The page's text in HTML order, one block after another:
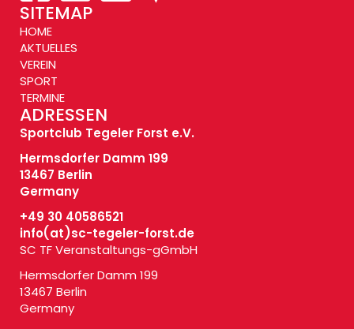
SITEMAP
HOME
AKTUELLES
VEREIN
SPORT
TERMINE
ADRESSEN
Sportclub Tegeler Forst e.V.
Hermsdorfer Damm 199
13467 Berlin
Germany
+49 30 40586521
info(at)sc-tegeler-forst.de
SC TF Veranstaltungs-gGmbH
Hermsdorfer Damm 199
13467 Berlin
Germany